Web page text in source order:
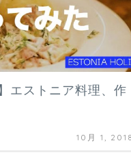
エストニア料理、作
10月 1,